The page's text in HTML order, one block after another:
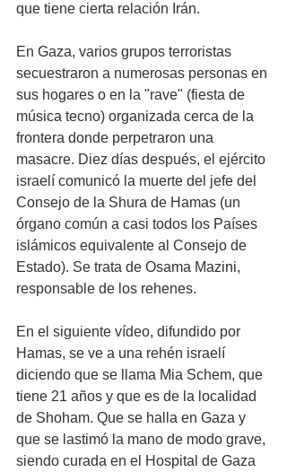
que tiene cierta relación Irán.
En Gaza, varios grupos terroristas
secuestraron a numerosas personas en
sus hogares o en la "rave" (fiesta de
música tecno) organizada cerca de la
frontera donde perpetraron una
masacre. Diez días después, el ejército
israelí comunicó la muerte del jefe del
Consejo de la Shura de Hamas (un
órgano común a casi todos los Países
islámicos equivalente al Consejo de
Estado). Se trata de Osama Mazini,
responsable de los rehenes.
En el siguiente vídeo, difundido por
Hamas, se ve a una rehén israelí
diciendo que se llama Mia Schem, que
tiene 21 años y que es de la localidad
de Shoham. Que se halla en Gaza y
que se lastimó la mano de modo grave,
siendo curada en el Hospital de Gaza